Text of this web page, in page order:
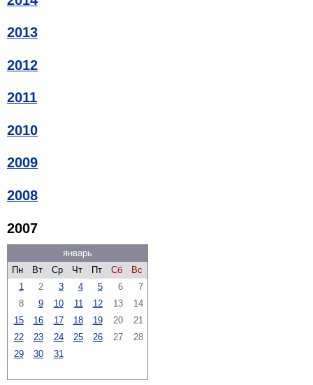
2013
2012
2011
2010
2009
2008
2007
январь
Пн
Вт Ср Чт Пт Сб
Вс
1
2 3 4 5 6
7
8
9 10 11 12 13
14
15
16 17 18 19 20
21
22
23 24 25 26 27
28
29
30 31